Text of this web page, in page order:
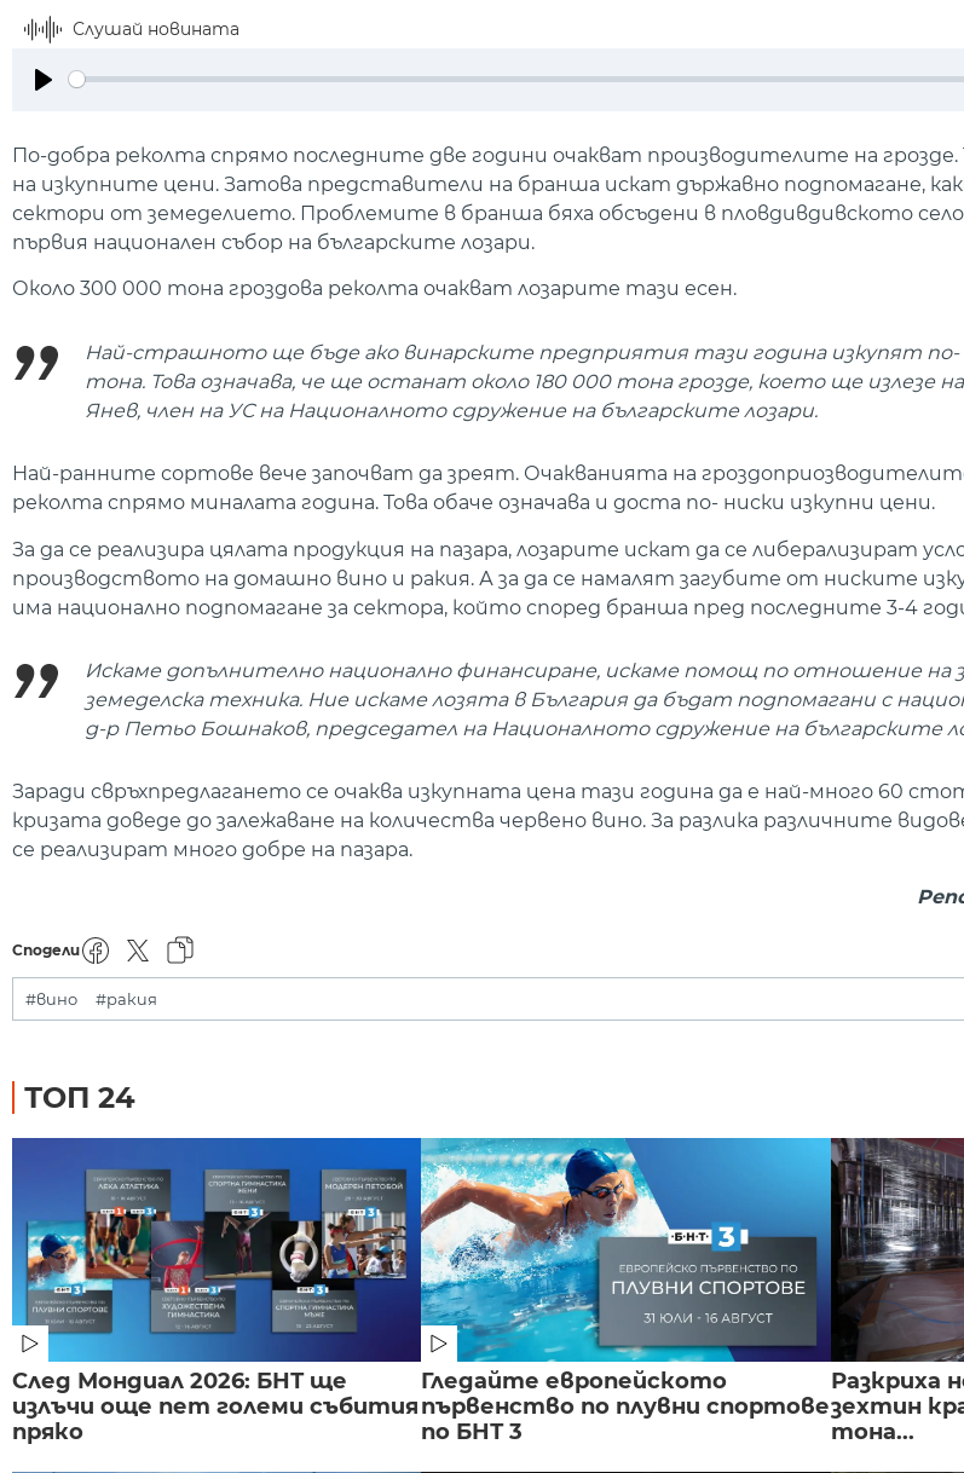
Слушай новината
По-добра реколта спрямо последните две години очакват производителите на грозде.
на изкупните цени. Затова представители на бранша искат държавно подпомагане,
сектори от земеделието. Проблемите в бранша бяха обсъдени в пловдивдивското
първия национален събор на българските лозари.
Около 300 000 тона гроздова реколта очакват лозарите тази есен.
Най-страшното ще бъде ако винарските предприятия тази година изкупят по-
тона. Това означава, че ще останат около 180 000 тона грозде, което ще излезе на
Янев, член на УС на Националното сдружение на българските лозари.
Най-ранните сортове вече започват да зреят. Очакванията на
реколта спрямо миналата година. Това обаче означава и доста по- ниски изкупни цени.
За да се реализира цялата продукция на пазара, лозарите искат да се либерализират
производството на домашно вино и ракия. А за да се намалят загубите от ниските
има национално подпомагане за сектора, който според бранша пред последните 3-4
Искаме допълнително национално финансиране, искаме помощ по отношение на
земеделска техника. Ние искаме лозята в България да бъдат подпомагани с
д-р Петьо Бошнаков, председател на Националното сдружение на българските
Заради свръхпредлагането се очаква изкупната цена тази година да е най-много 60
кризата доведе до залежаване на количества червено вино. За разлика различните
се реализират много добре на пазара.
Сподели
#вино #ракия
ТОП 24
След Мондиал 2026: БНТ ще
излъчи още пет големи събития
пряко
Гледайте европейското
първенство по плувни спортове
по БНТ 3
Разкриха
зехтин
тона...